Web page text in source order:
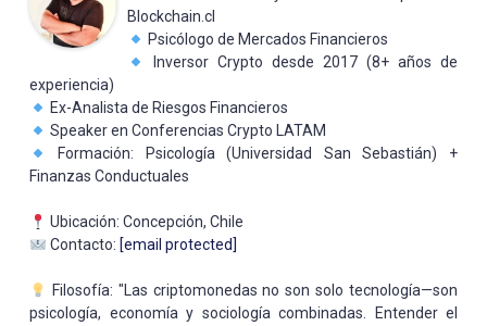
Blockchain.cl
Psicólogo de Mercados Financieros
Inversor Crypto desde 2017 (8+ años de
experiencia)
Ex-Analista de Riesgos Financieros
Speaker en Conferencias Crypto LATAM
Formación: Psicología (Universidad San Sebastián) +
Finanzas Conductuales
Ubicación: Concepción, Chile
Contacto: [email protected]
Filosofía: "Las criptomonedas no son solo tecnología—son
psicología, economía y sociología combinadas. Entender el